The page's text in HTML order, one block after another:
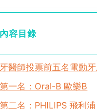
內容目錄
牙醫師投票前五名電動
第一名：Oral-B 歐樂B
第二名：PHILIPS 飛利浦